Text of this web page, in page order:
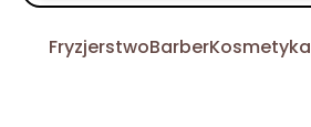
FryzjerstwoBarberKosmetyka